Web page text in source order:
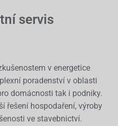
servis
v energetice
poradenství v oblasti
domácnosti tak i podniky.
řešení hospodaření, výroby
ve stavebnictví.